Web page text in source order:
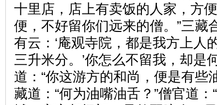
十里店，店上有卖饭的人家，方
便，不好留你们远来的僧。”三藏
有云：‘庵观寺院，都是我方上人
三升米分。’你怎么不留我，却是
道：“你这游方的和尚，便是有些
藏道：“何为油嘴油舌？”僧官道：